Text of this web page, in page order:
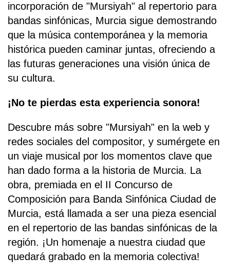
incorporación de "Mursiyah" al repertorio para
bandas sinfónicas, Murcia sigue demostrando
que la música contemporánea y la memoria
histórica pueden caminar juntas, ofreciendo a
las futuras generaciones una visión única de
su cultura.
¡No te pierdas esta experiencia sonora!
Descubre más sobre "Mursiyah" en la web y
redes sociales del compositor, y sumérgete en
un viaje musical por los momentos clave que
han dado forma a la historia de Murcia. La
obra, premiada en el II Concurso de
Composición para Banda Sinfónica Ciudad de
Murcia, está llamada a ser una pieza esencial
en el repertorio de las bandas sinfónicas de la
región. ¡Un homenaje a nuestra ciudad que
quedará grabado en la memoria colectiva!